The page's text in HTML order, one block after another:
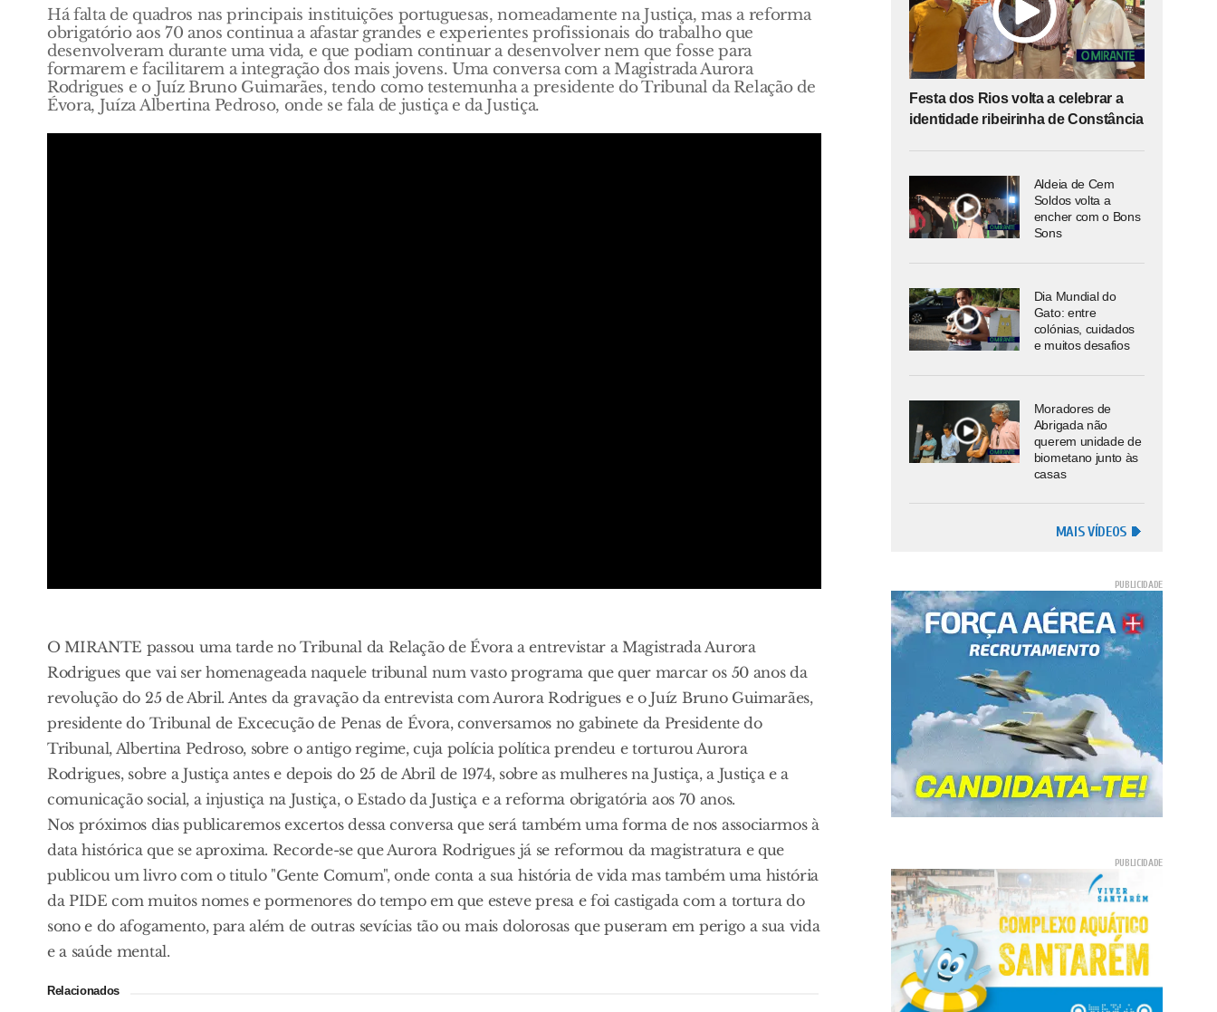
Há falta de quadros nas principais instituições portuguesas, nomeadamente na Justiça, mas a reforma
obrigatório aos 70 anos continua a afastar grandes e experientes profissionais do trabalho que
desenvolveram durante uma vida, e que podiam continuar a desenvolver nem que fosse para
formarem e facilitarem a integração dos mais jovens. Uma conversa com a Magistrada Aurora
Rodrigues e o Juíz Bruno Guimarães, tendo como testemunha a presidente do Tribunal da Relação de
Évora, Juíza Albertina Pedroso, onde se fala de justiça e da Justiça.
O MIRANTE passou uma tarde no Tribunal da Relação de Évora a entrevistar a Magistrada Aurora
Rodrigues que vai ser homenageada naquele tribunal num vasto programa que quer marcar os 50 anos da
revolução do 25 de Abril. Antes da gravação da entrevista com Aurora Rodrigues e o Juíz Bruno Guimarães,
presidente do Tribunal de Excecução de Penas de Évora, conversamos no gabinete da Presidente do
Tribunal, Albertina Pedroso, sobre o antigo regime, cuja polícia política prendeu e torturou Aurora
Rodrigues, sobre a Justiça antes e depois do 25 de Abril de 1974, sobre as mulheres na Justiça, a Justiça e a
comunicação social, a injustiça na Justiça, o Estado da Justiça e a reforma obrigatória aos 70 anos.
Nos próximos dias publicaremos excertos dessa conversa que será também uma forma de nos associarmos à
data histórica que se aproxima. Recorde-se que Aurora Rodrigues já se reformou da magistratura e que
publicou um livro com o titulo "Gente Comum", onde conta a sua história de vida mas também uma história
da PIDE com muitos nomes e pormenores do tempo em que esteve presa e foi castigada com a tortura do
sono e do afogamento, para além de outras sevícias tão ou mais dolorosas que puseram em perigo a sua vida
e a saúde mental.
Relacionados
Festa dos Rios volta a celebrar a
identidade ribeirinha de Constância
Aldeia de Cem
Soldos volta a
encher com o Bons
Sons
Dia Mundial do
Gato: entre
colónias, cuidados
e muitos desafios
Moradores de
Abrigada não
querem unidade de
biometano junto às
casas
MAIS VÍDEOS